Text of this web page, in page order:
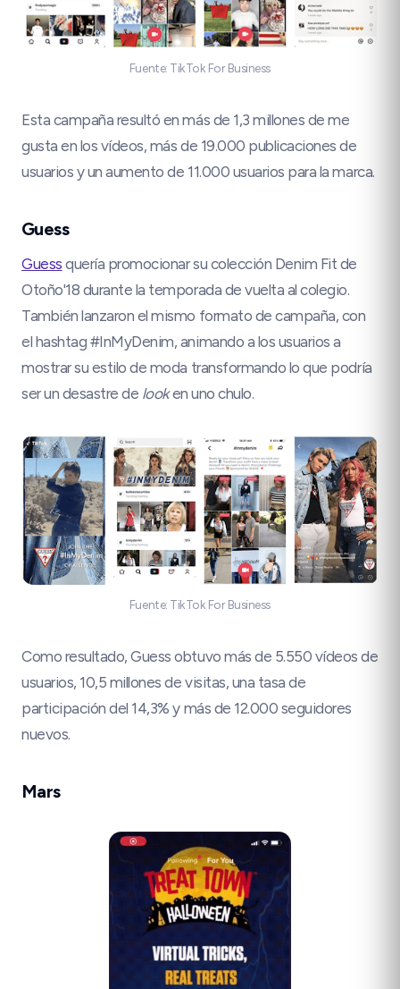
Fuente: TikTok For Business
Esta campaña resultó en más de 1,3 millones de me
gusta en los vídeos, más de 19.000 publicaciones de
usuarios y un aumento de 11.000 usuarios para la marca.
Guess
Guess quería promocionar su colección Denim Fit de
Otoño'18 durante la temporada de vuelta al colegio.
También lanzaron el mismo formato de campaña, con
el hashtag #InMyDenim, animando a los usuarios a
mostrar su estilo de moda transformando lo que podría
ser un desastre de looken uno chulo.
Fuente: TikTok For Business
Como resultado, Guess obtuvo más de 5.550 vídeos de
usuarios, 10,5 millones de visitas, una tasa de
participación del 14,3% y más de 12.000 seguidores
nuevos.
Mars